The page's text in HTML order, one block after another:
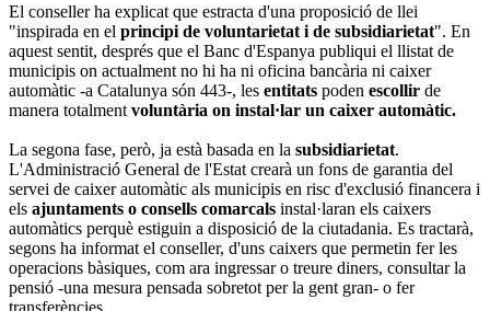
El conseller ha explicat que estracta d'una proposició de llei
"inspirada en el principi de voluntarietat i de subsidiarietat". En
aquest sentit, després que el Banc d'Espanya publiqui el llistat de
municipis on actualment no hi ha ni oficina bancària ni caixer
automàtic -a Catalunya són 443-, les entitats poden escollir de
manera totalment voluntària on instal·lar un caixer automàtic.
La segona fase, però, ja està basada en la subsidiarietat.
L'Administració General de l'Estat crearà un fons de garantia del
servei de caixer automàtic als municipis en risc d'exclusió financera i
els ajuntaments o consells comarcals instal·laran els caixers
automàtics perquè estiguin a disposició de la ciutadania. Es tractarà,
segons ha informat el conseller, d'uns caixers que permetin fer les
operacions bàsiques, com ara ingressar o treure diners, consultar la
pensió -una mesura pensada sobretot per la gent gran- o fer
transferències.